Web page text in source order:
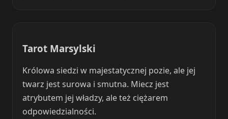
Tarot Marsylski
Królowa siedzi w majestatycznej pozie, ale jej
twarz jest surowa i smutna. Miecz jest
atrybutem jej władzy, ale też ciężarem
odpowiedzialności.